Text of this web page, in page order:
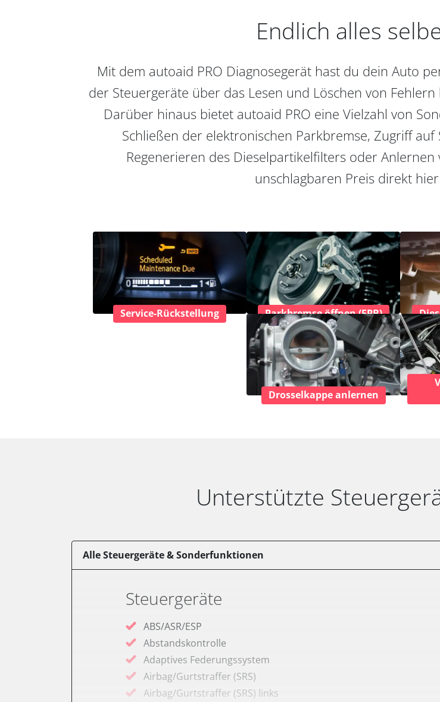
Endlich alles
Mit dem autoaid PRO Diagnosegerät hast du dein Auto
der Steuergeräte über das Lesen und Löschen von
Darüber hinaus bietet autoaid PRO eine Vielzahl von
Schließen der elektronischen Parkbremse, Zugriff
Regenerieren des Dieselpartikelfilters oder
unschlagbaren Preis direkt
Service-Rückstellung Parkbremse öffnen (EPB)
Drosselkappe anlernen
Unterstützte
Alle Steuergeräte & Sonderfunktionen
Steuergeräte
ABS/ASR/ESP
Abstandskontrolle
Adaptives Federungssystem
Airbag/Gurtstraffer (SRS)
Airbag/Gurtstraffer (SRS) links